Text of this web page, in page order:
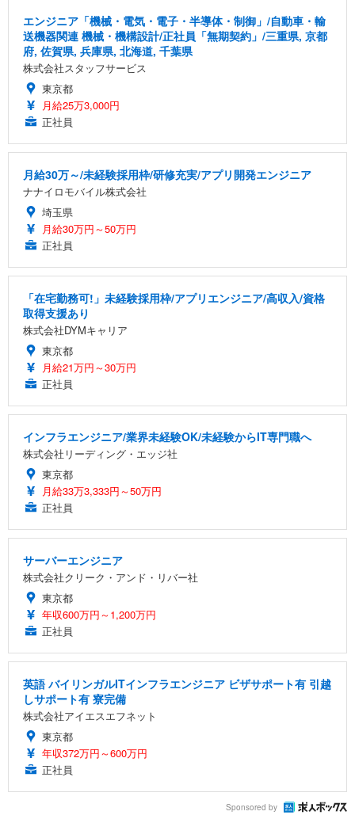
エンジニア「機械・電気・電子・半導体・制御」/自動車・輸
送機器関連 機械・機構設計/正社員「無期契約」/三重県, 京都
府, 佐賀県, 兵庫県, 北海道, 千葉県
株式会社スタッフサービス
東京都
月給25万3,000円
正社員
月給30万～/未経験採用枠/研修充実/アプリ開発エンジニア
ナナイロモバイル株式会社
埼玉県
月給30万円～50万円
正社員
「在宅勤務可!」未経験採用枠/アプリエンジニア/高収入/資格
取得支援あり
株式会社DYMキャリア
東京都
月給21万円～30万円
正社員
インフラエンジニア/業界未経験OK/未経験からIT専門職へ
株式会社リーディング・エッジ社
東京都
月給33万3,333円～50万円
正社員
サーバーエンジニア
株式会社クリーク・アンド・リバー社
東京都
年収600万円～1,200万円
正社員
英語 バイリンガルITインフラエンジニア ビザサポート有 引越
しサポート有 寮完備
株式会社アイエスエフネット
東京都
年収372万円～600万円
正社員
Sponsored by